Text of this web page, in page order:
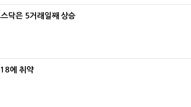
닥은 5거래일째 상승
에 취약